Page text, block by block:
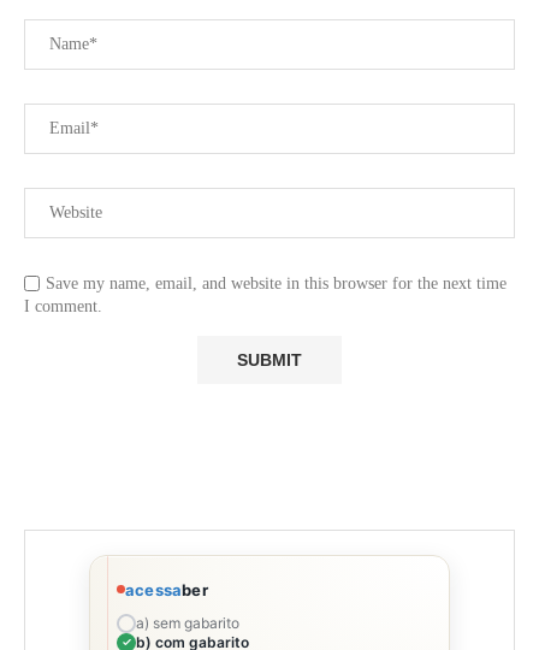
Save my name, email, and website in this browser for the next time
I comment.
acessaber
a) sem gabarito
b) com gabarito